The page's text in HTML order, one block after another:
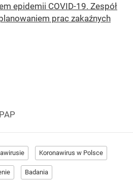
epidemii COVID-19. Zespół
prac zakaźnych
Koronawirus w Polsce
Badania